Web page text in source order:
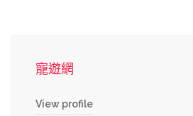
寵遊網
View profile